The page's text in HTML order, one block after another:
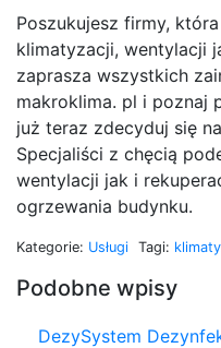
Poszukujesz firmy,
klimatyzacji, wentylacji
zaprasza wszystkich
makroklima. pl i poznaj
już teraz zdecyduj się
Specjaliści z chęcią
wentylacji jak i
ogrzewania budynku.
Kategorie: Usługi Tagi:
Podobne wpisy
DezySystem